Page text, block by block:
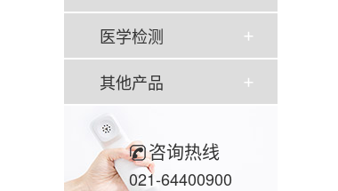
医学检测
其他产品
咨询热线
021-64400900